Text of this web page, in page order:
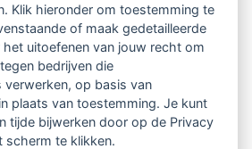
LVSC-activiteiten
Klik hieronder om toestemming te
of maak gedetailleerde
uitoefenen van jouw recht om
bedrijven die
verwerken, op basis van
plaats van toestemming. Je kunt
tijde bijwerken door op de Privacy
scherm te klikken.